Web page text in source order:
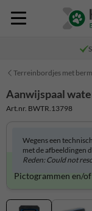
Terreinbordjes met
Aanwijspaal
Art.nr. BWTR.13798
Wegens een
met de afbeeldingen
Reden: Could not
Product zelf
Pictogrammen en/